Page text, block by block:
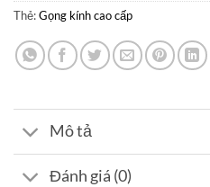
Thẻ:Gọng kính cao cấp
Mô tả
Đánh giá (0)